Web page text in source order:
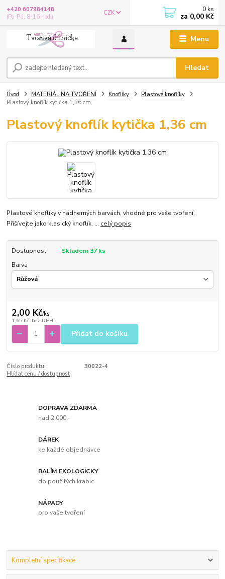
Menu
CZK
Hledat
+420 607984148
(Po-Pá, 8-16 hod.)
0 ks
za 0,00 Kč
Úvod MATERIÁL NA TVOŘENÍ Knoflíky
Plastové knoflíky
Plastový knoflík kytička 1,36 cm
Plastový knoflík kytička 1,36 cm
Plastové knoflíky v nádherných barvách, vhodné pro vaše tvoření.
Přišívejte jako klasický knoflík, ... celý popis
Dostupnost
Skladem 37 ks
Barva
2,00 Kč/ks
1,65 Kč bez DPH
Přidat do košíku
Číslo produktu:
30022-4
Hlídat cenu / dostupnost
DOPRAVA ZDARMA
nad 2.000,-
DÁREK
ke každé objednávce
BALÍM EKOLOGICKY
do použitých krabic
NÁPADY
pro vaše tvoření
Kompletní specifikace